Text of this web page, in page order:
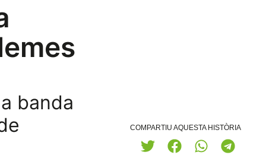
banda
COMPARTIU AQUESTA HISTÒRIA